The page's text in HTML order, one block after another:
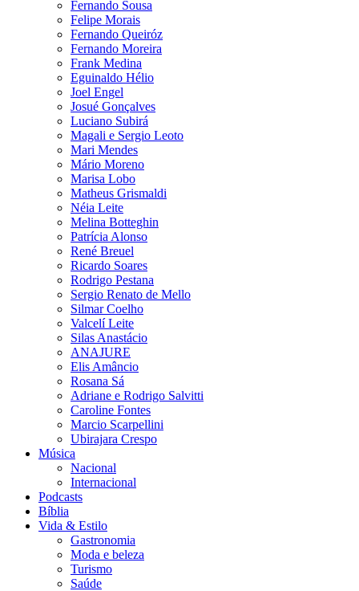
Fernando Sousa
Felipe Morais
Fernando Queiróz
Fernando Moreira
Frank Medina
Eguinaldo Hélio
Joel Engel
Josué Gonçalves
Luciano Subirá
Magali e Sergio Leoto
Mari Mendes
Mário Moreno
Marisa Lobo
Matheus Grismaldi
Néia Leite
Melina Botteghin
Patrícia Alonso
René Breuel
Ricardo Soares
Rodrigo Pestana
Sergio Renato de Mello
Silmar Coelho
Valcelí Leite
Silas Anastácio
ANAJURE
Elis Amâncio
Rosana Sá
Adriane e Rodrigo Salvitti
Caroline Fontes
Marcio Scarpellini
Ubirajara Crespo
Música
Nacional
Internacional
Podcasts
Bíblia
Vida & Estilo
Gastronomia
Moda e beleza
Turismo
Saúde